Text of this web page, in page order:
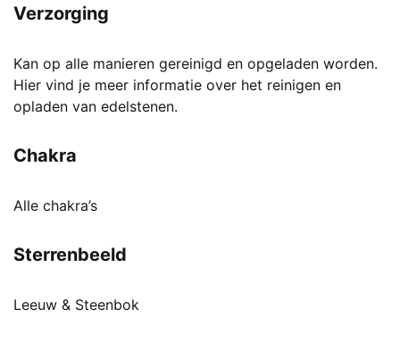
Verzorging
Kan op alle manieren gereinigd en opgeladen worden.
Hier vind je meer informatie over het reinigen en
opladen van edelstenen.
Chakra
Alle chakra’s
Sterrenbeeld
Leeuw & Steenbok